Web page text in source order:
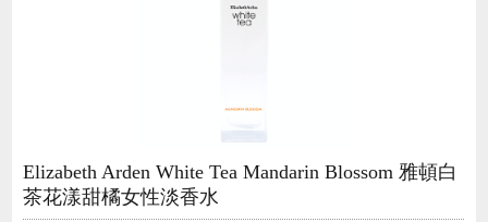
Elizabeth Arden White Tea Mandarin Blossom 雅頓白
茶花漾甜橘女性淡香水